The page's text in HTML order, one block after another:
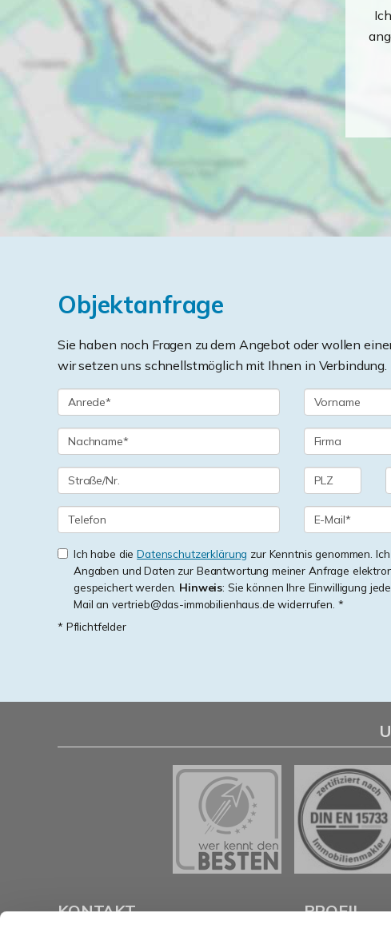
Objektanfrage
Sie haben noch Fragen zu dem Angebot oder wollen
wir setzen uns schnellstmöglich mit Ihnen in Verbindung.
Ich habe dieDatenschutzerklärung zur Kenntnis genommen.
Angaben und Daten zur Beantwortung meiner Anfrage
gespeichert werden. Hinweis: Sie können Ihre Einwilligung
Mail an vertrieb@das-immobilienhaus.de widerrufen. *
* Pflichtfelder
KONTAKT PROFIL